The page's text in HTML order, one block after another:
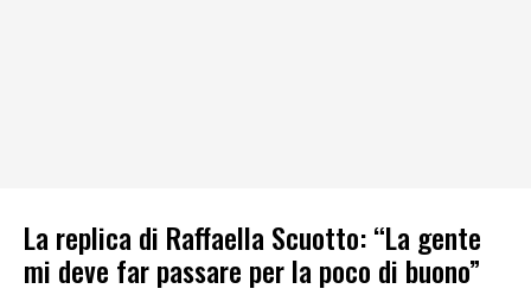
La replica di Raffaella Scuotto: “La gente
mi deve far passare per la poco di buono”